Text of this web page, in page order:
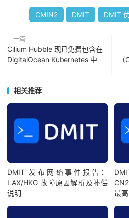
CMIN2 DMIT DMIT
上一篇
Cilium Hubble 现已免费包含在
DigitalOcean Kubernetes 中
相关推荐
DMIT 发布网络事件报告：
LAX/HKG 故障原因解析及补偿
说明
最